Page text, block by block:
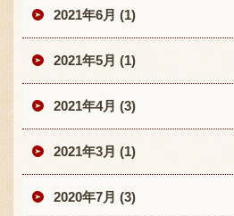
2021年6月 (1)
2021年5月 (1)
2021年4月 (3)
2021年3月 (1)
2020年7月 (3)